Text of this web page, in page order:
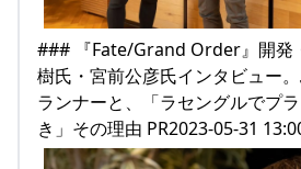
### 『Fate/Grand Order』開発
樹氏・宮前公彦氏インタビュー
ランナーと、「ラセングルでプ
き」その理由 PR2023-05-31